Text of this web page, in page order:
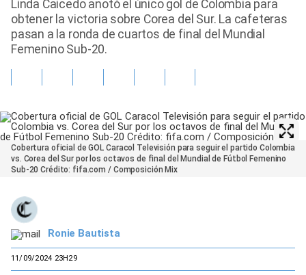
Tendencias Mix
Sports
Linda Caicedo anotó el único gol de Colombia para
obtener la victoria sobre Corea del Sur. La cafeteras
pasan a la ronda de cuartos de final del Mundial
Femenino Sub-20.
Cobertura oficial de GOL Caracol Televisión para seguir el partido Colombia
vs. Corea del Sur por los octavos de final del Mundial de Fútbol Femenino
Sub-20 Crédito: fifa.com / Composición Mix
Ronie Bautista
11/09/2024 23H29